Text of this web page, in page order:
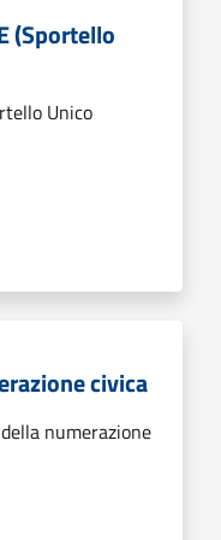
(Sportello
Unico
civica
numerazione